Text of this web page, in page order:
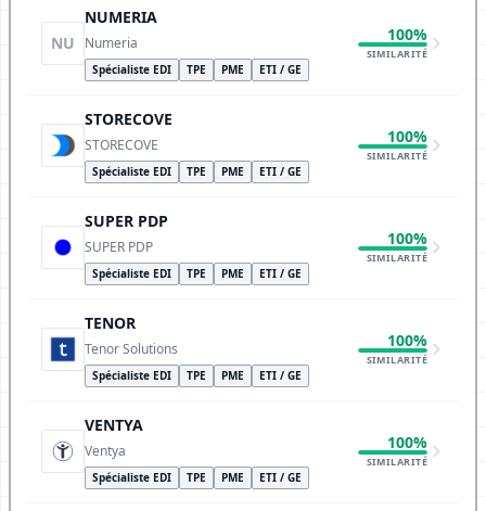
NU
NUMERIA
Numeria
Spécialiste EDI TPE PME ETI / GE
100%
SIMILARITÉ
STORECOVE
STORECOVE
Spécialiste EDI TPE PME ETI / GE
100%
SIMILARITÉ
SUPER PDP
SUPER PDP
Spécialiste EDI TPE PME ETI / GE
100%
SIMILARITÉ
TENOR
Tenor Solutions
Spécialiste EDI TPE PME ETI / GE
100%
SIMILARITÉ
VENTYA
Ventya
Spécialiste EDI TPE PME ETI / GE
100%
SIMILARITÉ